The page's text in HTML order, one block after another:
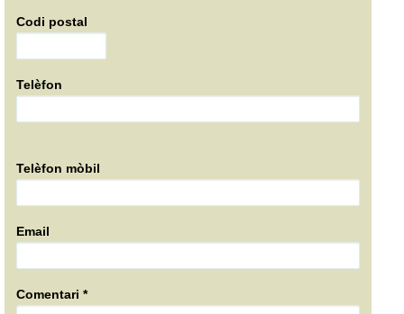
Codi postal
Telèfon
Telèfon mòbil
Email
Comentari *